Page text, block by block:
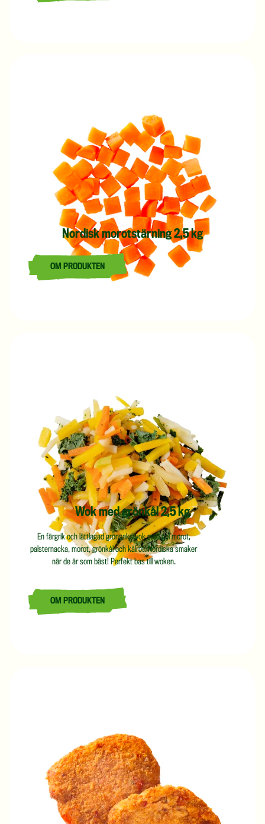
Nordisk morotstärning 2,5 kg
LÄS MER OM NORDISK MOROTSTÄRNING 2,5 KG
OM PRODUKTEN
Wok med grönkål 2,5 kg
En färgrik och lättlagad grönsakswok med gul morot,
palsternacka, morot, grönkål och kålrot. Nordiska smaker
när de är som bäst! Perfekt bas till woken.
LÄS MER OM WOK MED GRÖNKÅL 2,5 KG
OM PRODUKTEN